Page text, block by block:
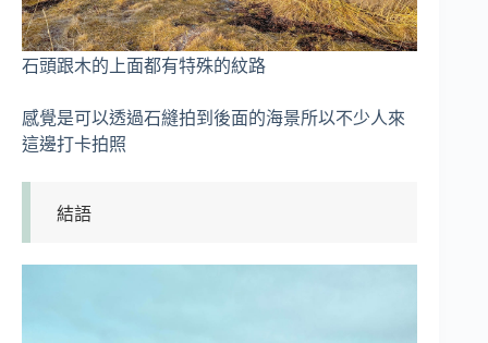
石頭跟木的上面都有特殊的紋路
感覺是可以透過石縫拍到後面的海景所以不少人來
這邊打卡拍照
結語